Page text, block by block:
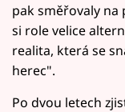
pak směřovaly na
si role velice
realita, která se
herec".
Po dvou letech